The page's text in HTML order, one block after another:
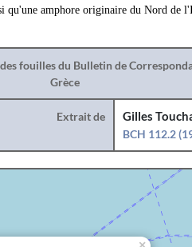
qu'une amphore originaire du Nord de
fouilles du Bulletin de
Grèce
Extrait de
Gilles
BCH 112.2